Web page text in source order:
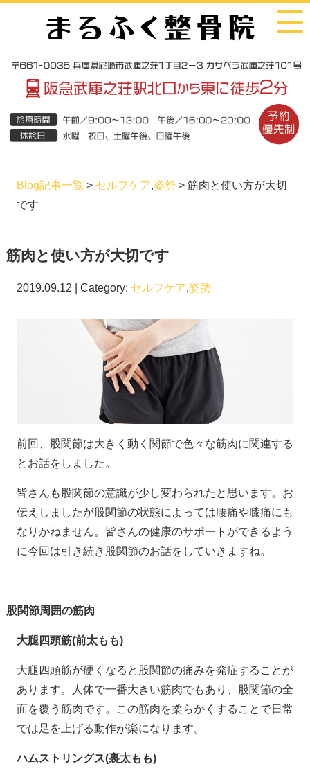
Blog記事一覧 > セルフケア,姿勢> 筋肉と使い方が大切
です
筋肉と使い方が大切です
2019.09.12 | Category: セルフケア,姿勢
前回、股関節は大きく動く関節で色々な筋肉に関連する
とお話をしました。
皆さんも股関節の意識が少し変わられたと思います。お
伝えしましたが股関節の状態によっては腰痛や膝痛にも
なりかねません。皆さんの健康のサポートができるよう
に今回は引き続き股関節のお話をしていきますね。
股関節周囲の筋肉
大腿四頭筋(前太もも)
大腿四頭筋が硬くなると股関節の痛みを発症することが
あります。人体で一番大きい筋肉でもあり、股関節の全
面を覆う筋肉です。この筋肉を柔らかくすることで日常
では足を上げる動作が楽になります。
ハムストリングス(裏太もも)